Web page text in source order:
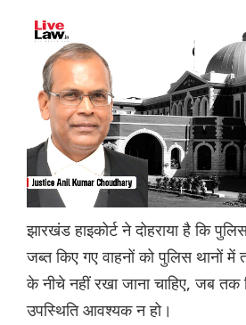
झारखंड हाइकोर्ट ने दोहराया है कि
जब्त किए गए वाहनों को पुलिस
के नीचे नहीं रखा जाना चाहिए, जब
उपस्थिति आवश्यक न हो।